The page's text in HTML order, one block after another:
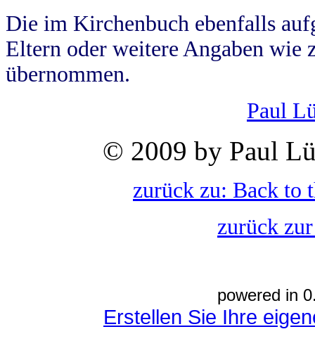
Die im Kirchenbuch ebenfalls
Eltern oder weitere Angaben wie
übernommen.
Paul
© 2009 by Paul
zurück zu: Back to
zurück
powered in
Erstellen Sie Ihre